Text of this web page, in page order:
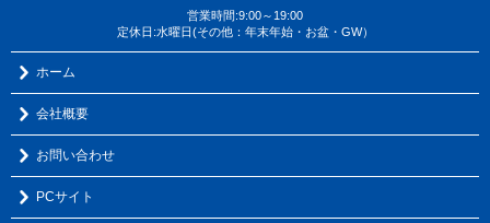
営業時間:9:00～19:00
定休日:水曜日(その他：年末年始・お盆・GW）
ホーム
会社概要
お問い合わせ
PCサイト